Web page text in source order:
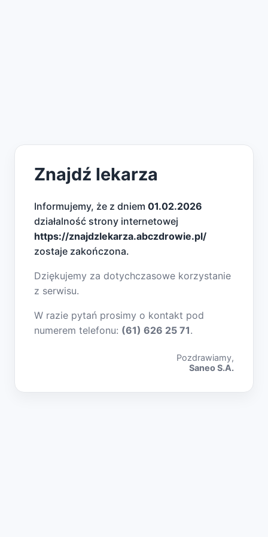
Znajdź lekarza
Informujemy, że z dniem 01.02.2026
działalność strony internetowej
https://znajdzlekarza.abczdrowie.pl/
zostaje zakończona.
Dziękujemy za dotychczasowe korzystanie
z serwisu.
W razie pytań prosimy o kontakt pod
numerem telefonu: (61) 626 25 71.
Pozdrawiamy,
Saneo S.A.